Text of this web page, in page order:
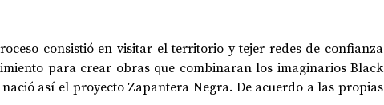
consistió en visitar el territorio y tejer redes de confianza
para crear obras que combinaran los imaginarios Black
así el proyecto Zapantera Negra. De acuerdo a las propias